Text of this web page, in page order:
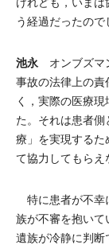
う経過だったので
池永 オンブズマ
事故の法律上の責
く，実際の医療
た。それは患者
療」を実現するた
て協力してもらえ
特に患者が不幸
族が不審を抱いて
遺族が冷静に判断